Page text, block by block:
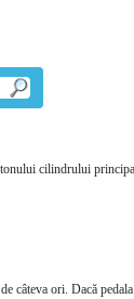
cilindrului
câteva ori. Dacă pedala